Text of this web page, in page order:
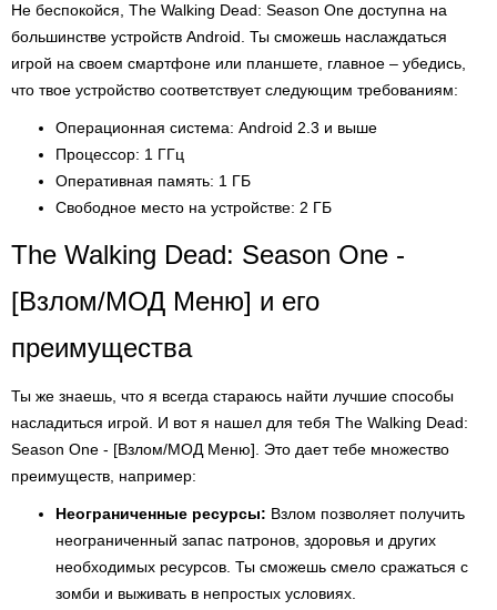
Не беспокойся, The Walking Dead: Season One доступна на
большинстве устройств Android. Ты сможешь наслаждаться
игрой на своем смартфоне или планшете, главное – убедись,
что твое устройство соответствует следующим требованиям:
Операционная система: Android 2.3 и выше
Процессор: 1 ГГц
Оперативная память: 1 ГБ
Свободное место на устройстве: 2 ГБ
The Walking Dead: Season One -
[Взлом/МОД Меню] и его
преимущества
Ты же знаешь, что я всегда стараюсь найти лучшие способы
насладиться игрой. И вот я нашел для тебя The Walking Dead:
Season One - [Взлом/МОД Меню]. Это дает тебе множество
преимуществ, например:
Неограниченные ресурсы: Взлом позволяет получить
неограниченный запас патронов, здоровья и других
необходимых ресурсов. Ты сможешь смело сражаться с
зомби и выживать в непростых условиях.